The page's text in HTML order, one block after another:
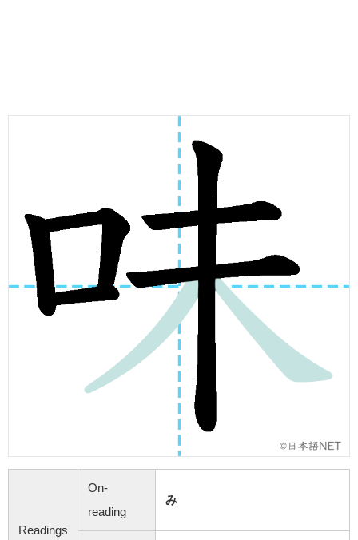
Readings
On-
reading
み